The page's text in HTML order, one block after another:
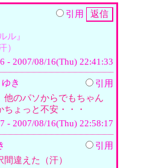
引用
ル』
）
- 2007/08/16(Thu) 22:41:33
ゆき
引用
他のパソからでもちゃん
ょっと不安・・・
- 2007/08/16(Thu) 22:58:17
引用
違えた（汗）